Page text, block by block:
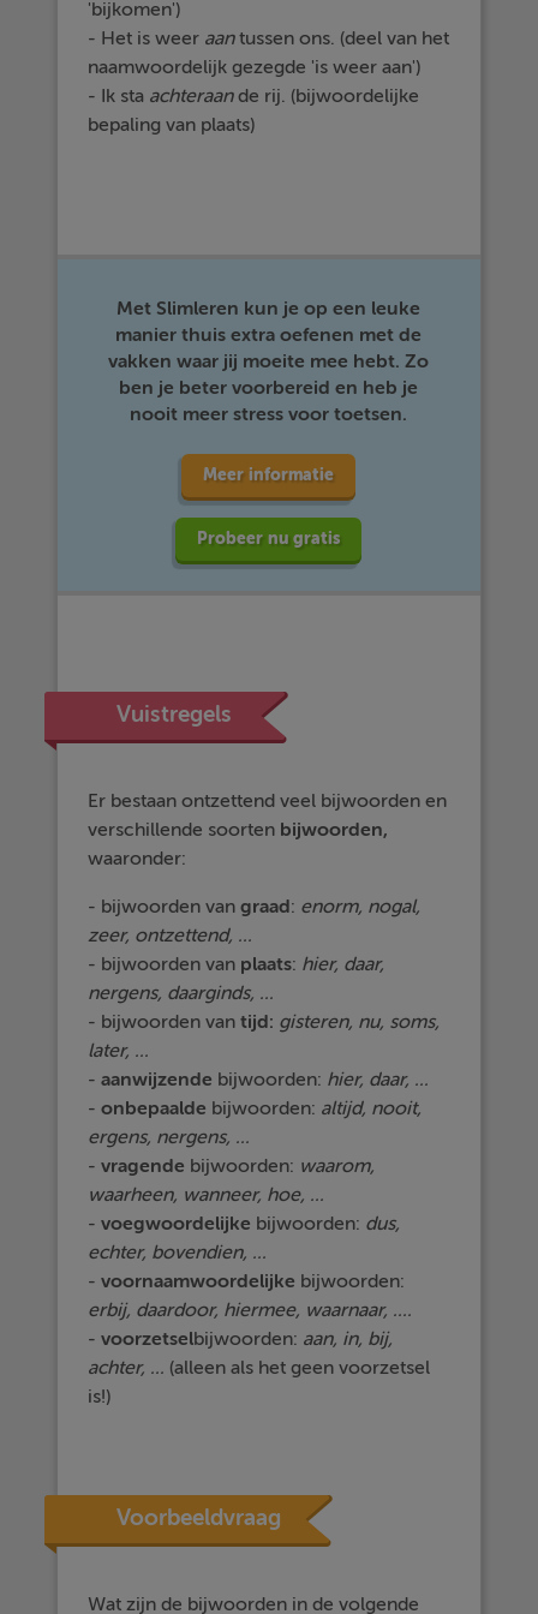
'bijkomen')
- Het is weer aantussen ons. (deel van het
naamwoordelijk gezegde 'is weer aan')
- Ik sta achteraande rij. (bijwoordelijke
bepaling van plaats)
Met Slimleren kun je op een leuke
manier thuis extra oefenen met de
vakken waar jij moeite mee hebt. Zo
ben je beter voorbereid en heb je
nooit meer stress voor toetsen.
Meer informatie
Probeer nu gratis
Vuistregels
Er bestaan ontzettend veel bijwoorden en
verschillende soorten bijwoorden,
waaronder:
- bijwoorden vangraad: enorm, nogal,
zeer, ontzettend, ...
- bijwoorden van plaats: hier, daar,
nergens, daarginds, ...
- bijwoorden vantijd: gisteren, nu, soms,
later, ...
-aanwijzende bijwoorden: hier, daar, ...
-onbepaalde bijwoorden: altijd, nooit,
ergens, nergens, ...
-vragende bijwoorden: waarom,
waarheen, wanneer, hoe, ...
-voegwoordelijke bijwoorden: dus,
echter, bovendien, ...
-voornaamwoordelijke bijwoorden:
erbij, daardoor, hiermee, waarnaar, ....
-voorzetselbijwoorden: aan, in, bij,
achter, ... (alleen als het geen voorzetsel
is!)
Voorbeeldvraag
Wat zijn de bijwoorden in de volgende